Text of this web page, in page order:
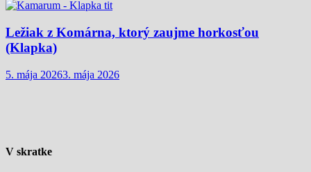
Ležiak z Komárna, ktorý zaujme horkosťou
(Klapka)
5. mája 20263. mája 2026
V skratke